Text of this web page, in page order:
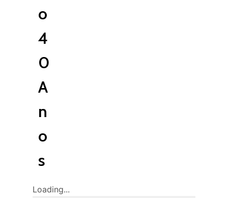
o
4
0
A
n
o
s
Loading...